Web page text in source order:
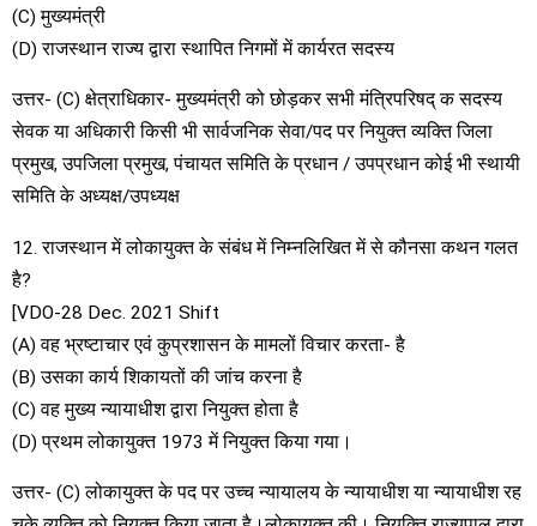
(C) मुख्यमंत्री
(D) राजस्थान राज्य द्वारा स्थापित निगमों में कार्यरत सदस्य
उत्तर- (C) क्षेत्राधिकार- मुख्यमंत्री को छोड़कर सभी मंत्रिपरिषद् क सदस्य
सेवक या अधिकारी किसी भी सार्वजनिक सेवा/पद पर नियुक्त व्यक्ति जिला
प्रमुख, उपजिला प्रमुख, पंचायत समिति के प्रधान / उपप्रधान कोई भी स्थायी
समिति के अध्यक्ष/उपध्यक्ष
12. राजस्थान में लोकायुक्त के संबंध में निम्नलिखित में से कौनसा कथन गलत
है?
[VDO-28 Dec. 2021 Shift
(A) वह भ्रष्टाचार एवं कुप्रशासन के मामलों विचार करता- है
(B) उसका कार्य शिकायतों की जांच करना है
(C) वह मुख्य न्यायाधीश द्वारा नियुक्त होता है
(D) प्रथम लोकायुक्त 1973 में नियुक्त किया गया।
उत्तर- (C) लोकायुक्त के पद पर उच्च न्यायालय के न्यायाधीश या न्यायाधीश रह